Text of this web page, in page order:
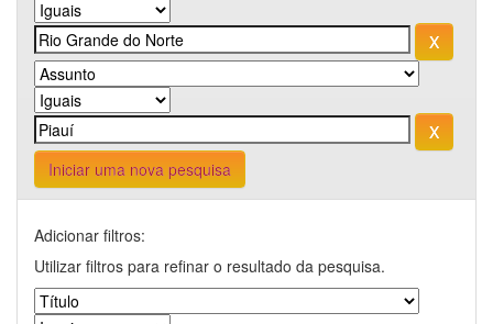
Iniciar uma nova pesquisa
Adicionar filtros:
Utilizar filtros para refinar o resultado da pesquisa.